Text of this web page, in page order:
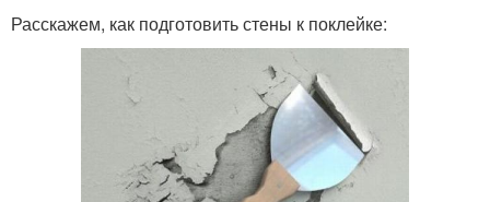
Расскажем, как подготовить стены к поклейке: